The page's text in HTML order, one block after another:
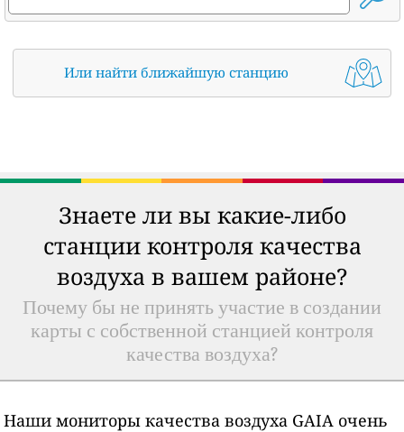
Или найти ближайшую станцию
Знаете ли вы какие-либо
станции контроля качества
воздуха в вашем районе?
Почему бы не принять участие в создании
карты с собственной станцией контроля
качества воздуха?
Наши мониторы качества воздуха GAIA очень